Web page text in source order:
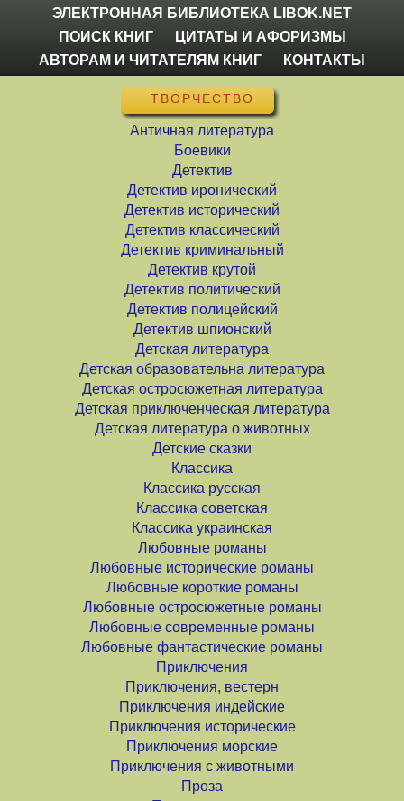
ЭЛЕКТРОННАЯ БИБЛИОТЕКА LIBOK.NET
ПОИСК КНИГ
ЦИТАТЫ И АФОРИЗМЫ
АВТОРАМ И ЧИТАТЕЛЯМ КНИГ
КОНТАКТЫ
ТВОРЧЕСТВО
Античная литература
Боевики
Детектив
Детектив иронический
Детектив исторический
Детектив классический
Детектив криминальный
Детектив крутой
Детектив политический
Детектив полицейский
Детектив шпионский
Детская литература
Детская образовательна литература
Детская остросюжетная литература
Детская приключенческая литература
Детская литература о животных
Детские сказки
Классика
Классика русская
Классика советская
Классика украинская
Любовные романы
Любовные исторические романы
Любовные короткие романы
Любовные остросюжетные романы
Любовные современные романы
Любовные фантастические романы
Приключения
Приключения, вестерн
Приключения индейские
Приключения исторические
Приключения морские
Приключения с животными
Проза